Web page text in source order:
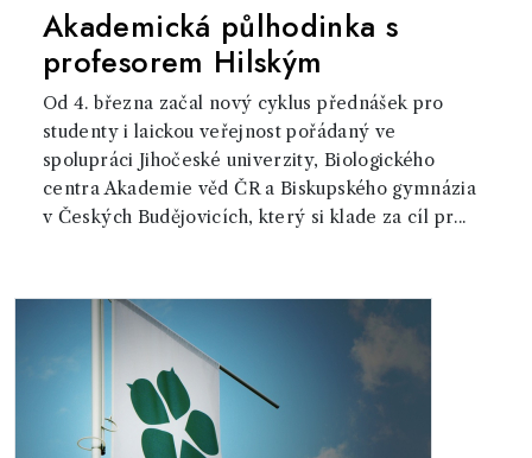
Akademická půlhodinka s
profesorem Hilským
Od 4. března začal nový cyklus přednášek pro
studenty i laickou veřejnost pořádaný ve
spolupráci Jihočeské univerzity, Biologického
centra Akademie věd ČR a Biskupského gymnázia
v Českých Budějovicích, který si klade za cíl pr...